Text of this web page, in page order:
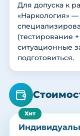
Для допуска к
«Наркология»
(тестирование
ситуационные
подготовиться.